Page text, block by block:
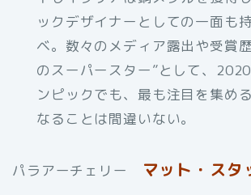
ックデザイナーとしての一面も
ベ。数々のメディア露出や受賞
のスーパースター”として、
ンピックでも、最も注目を集め
なることは間違いない。
パラアーチェリー マット・スタ